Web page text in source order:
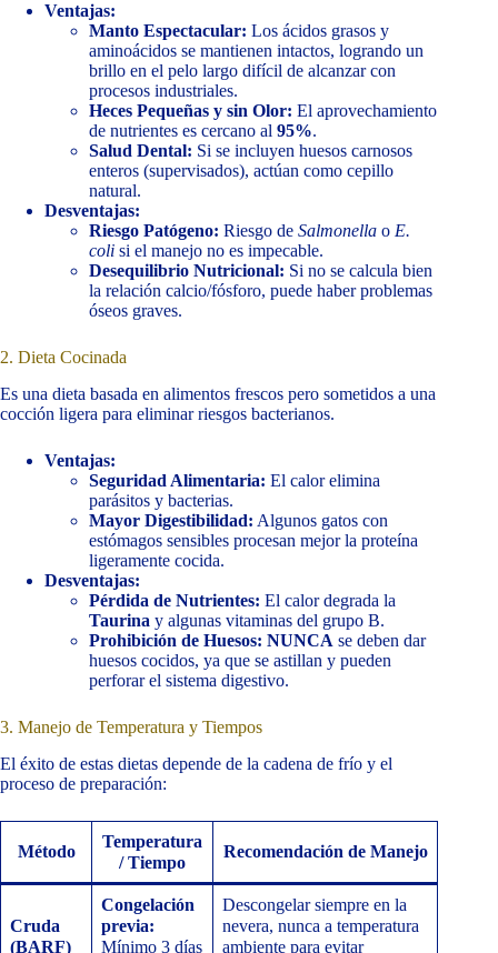
Ventajas:
Manto Espectacular: Los ácidos grasos y
aminoácidos se mantienen intactos, logrando un
brillo en el pelo largo difícil de alcanzar con
procesos industriales.
Heces Pequeñas y sin Olor: El aprovechamiento
de nutrientes es cercano al 95%.
Salud Dental: Si se incluyen huesos carnosos
enteros (supervisados), actúan como cepillo
natural.
Desventajas:
Riesgo Patógeno: Riesgo de Salmonella o E.
coli si el manejo no es impecable.
Desequilibrio Nutricional: Si no se calcula bien
la relación calcio/fósforo, puede haber problemas
óseos graves.
2. Dieta Cocinada
Es una dieta basada en alimentos frescos pero sometidos a una
cocción ligera para eliminar riesgos bacterianos.
Ventajas:
Seguridad Alimentaria: El calor elimina
parásitos y bacterias.
Mayor Digestibilidad: Algunos gatos con
estómagos sensibles procesan mejor la proteína
ligeramente cocida.
Desventajas:
Pérdida de Nutrientes: El calor degrada la
Taurina y algunas vitaminas del grupo B.
Prohibición de Huesos: NUNCA se deben dar
huesos cocidos, ya que se astillan y pueden
perforar el sistema digestivo.
3. Manejo de Temperatura y Tiempos
El éxito de estas dietas depende de la cadena de frío y el
proceso de preparación:
Método
Temperatura
/ Tiempo
Recomendación de Manejo
Cruda
(BARF)
Congelación
previa:
Mínimo 3 días
Descongelar siempre en la
nevera, nunca a temperatura
ambiente para evitar